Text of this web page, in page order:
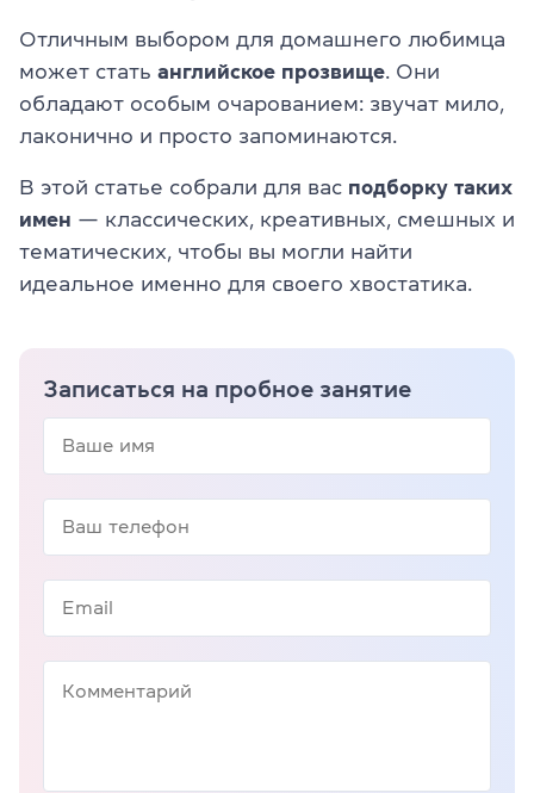
Отличным выбором для домашнего любимца
может стать английское прозвище . Они
обладают особым очарованием: звучат мило,
лаконично и просто запоминаются.
В этой статье собрали для вас подборку таких
имен — классических, креативных, смешных и
тематических, чтобы вы могли найти
идеальное именно для своего хвостатика.
Записаться на пробное занятие